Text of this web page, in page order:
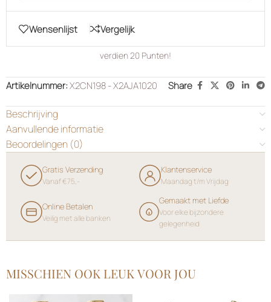
Wensenlijst Vergelijk
verdien20 Punten!
Artikelnummer:X2CN198 - X2AJA1020 Share
Beschrijving
Aanvullende informatie
Beoordelingen (0)
Gratis Verzending
Vanaf €75,-
Klantenservice
Maandag t/m Vrijdag
Online Betalen
Veilig met alle banken
Gemaakt met Liefde
Voor elke bijzondere
gelegenheid
MISSCHIEN OOK LEUK VOOR JOU